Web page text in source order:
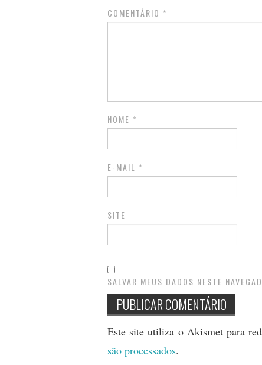
COMENTÁRIO *
NOME *
E-MAIL *
SITE
SALVAR MEUS DADOS NESTE
Este site utiliza o Akismet para
são processados.